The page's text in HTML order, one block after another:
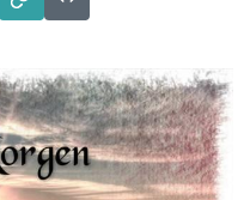
Link
Code